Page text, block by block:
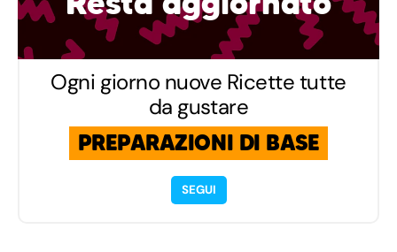
Ogni giorno nuove Ricette tutte
da gustare
PREPARAZIONI DI BASE
SEGUI